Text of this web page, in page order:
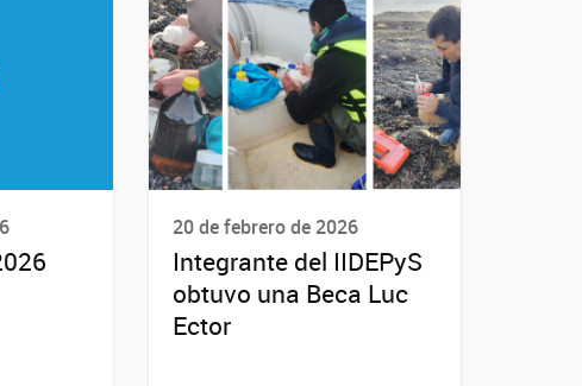
20 de febrero de 2026
Integrante del IIDEPyS
obtuvo una Beca Luc
Ector